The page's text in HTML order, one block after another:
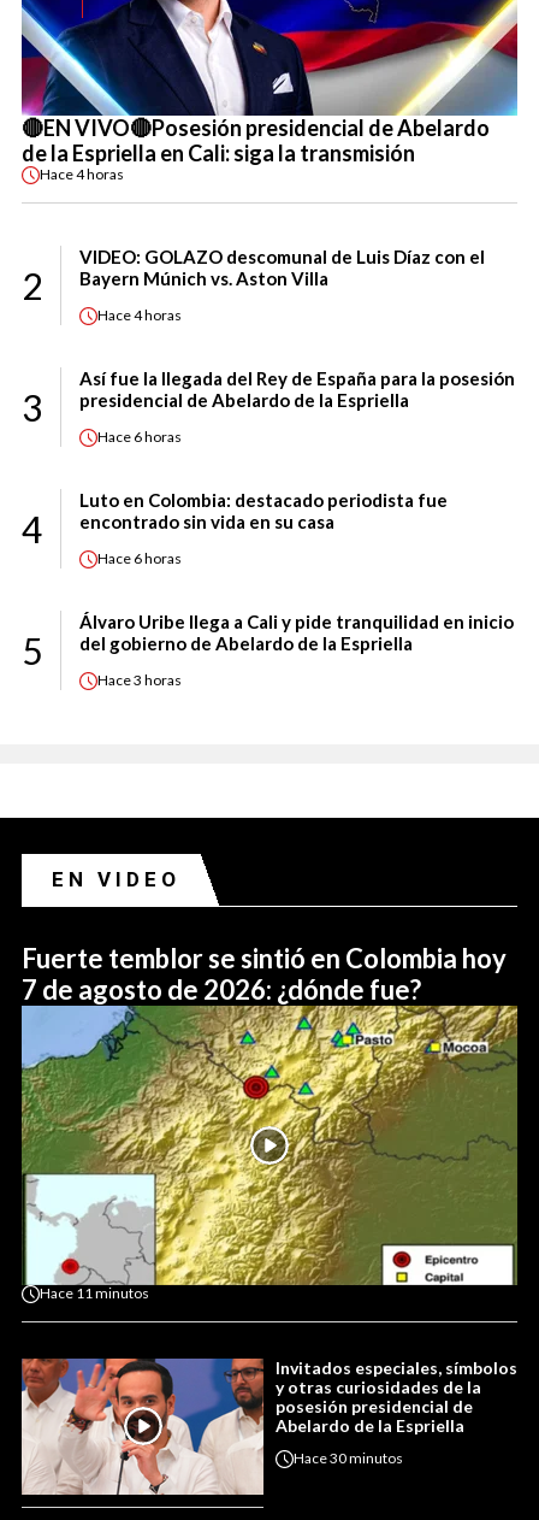
🔴EN VIVO🔴Posesión presidencial de Abelardo
de la Espriella en Cali: siga la transmisión
Hace4 horas
2
VIDEO: GOLAZO descomunal de Luis Díaz con el
Bayern Múnich vs. Aston Villa
Hace4 horas
3
Así fue la llegada del Rey de España para la posesión
presidencial de Abelardo de la Espriella
Hace 6 horas
4
Luto en Colombia: destacado periodista fue
encontrado sin vida en su casa
Hace 6 horas
5
Álvaro Uribe llega a Cali y pide tranquilidad en inicio
del gobierno de Abelardo de la Espriella
Hace3 horas
EN VIDEO
Fuerte temblor se sintió en Colombia hoy
7 de agosto de 2026: ¿dónde fue?
Hace 11 minutos
Invitados especiales, símbolos
y otras curiosidades de la
posesión presidencial de
Abelardo de la Espriella
Hace30 minutos